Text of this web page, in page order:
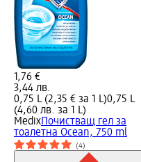
1,76 €
3,44 лв.
0,75 L (2,35 € за 1 L)0,75 L
(4,60 лв. за 1 L)
MedixПочистващ гел за
тоалетна Ocean, 750 ml
(4)